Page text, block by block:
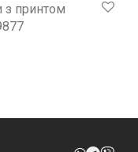
з принтом